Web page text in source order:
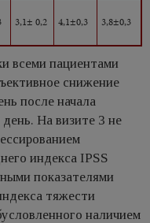
3,1± 0,2 4,1±0,3 3,8±0,3
всеми пациентами
снижение
после начала
На визите 3 не
индекса IPSS
показателями
тяжести
наличием